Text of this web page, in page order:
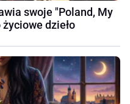
swoje "Poland, My
dzieło